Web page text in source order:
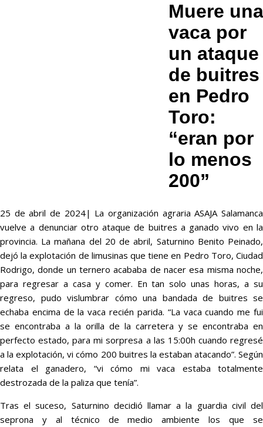
Muere una
vaca por
un ataque
de buitres
en Pedro
Toro:
“eran por
lo menos
200”
25 de abril de 2024| La organización agraria ASAJA Salamanca
vuelve a denunciar otro ataque de buitres a ganado vivo en la
provincia. La mañana del 20 de abril, Saturnino Benito Peinado,
dejó la explotación de limusinas que tiene en Pedro Toro, Ciudad
Rodrigo, donde un ternero acababa de nacer esa misma noche,
para regresar a casa y comer. En tan solo unas horas, a su
regreso, pudo vislumbrar cómo una bandada de buitres se
echaba encima de la vaca recién parida. “La vaca cuando me fui
se encontraba a la orilla de la carretera y se encontraba en
perfecto estado, para mi sorpresa a las 15:00h cuando regresé
a la explotación, vi cómo 200 buitres la estaban atacando”. Según
relata el ganadero, “vi cómo mi vaca estaba totalmente
destrozada de la paliza que tenía”.
Tras el suceso, Saturnino decidió llamar a la guardia civil del
seprona y al técnico de medio ambiente los que se